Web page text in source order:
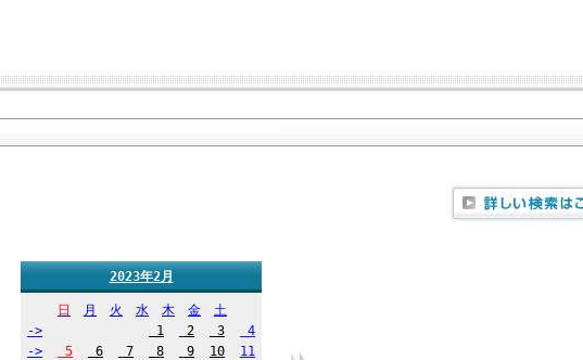
2023年2月
日 月 火 水 木 金
土
->
1 2 3
4
->
5 6 7 8 9 10
11